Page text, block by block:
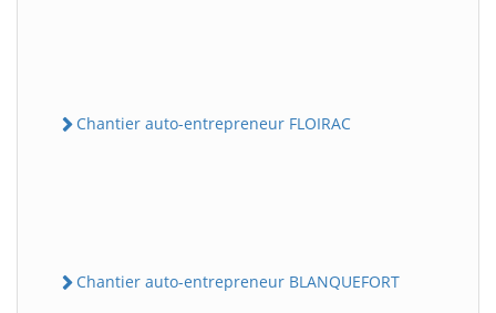
Chantier auto-entrepreneur FLOIRAC
Chantier auto-entrepreneur BLANQUEFORT